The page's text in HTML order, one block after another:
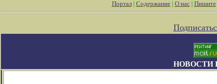
Портал| Содержание| О нас| Пишите
НОВОСТИ